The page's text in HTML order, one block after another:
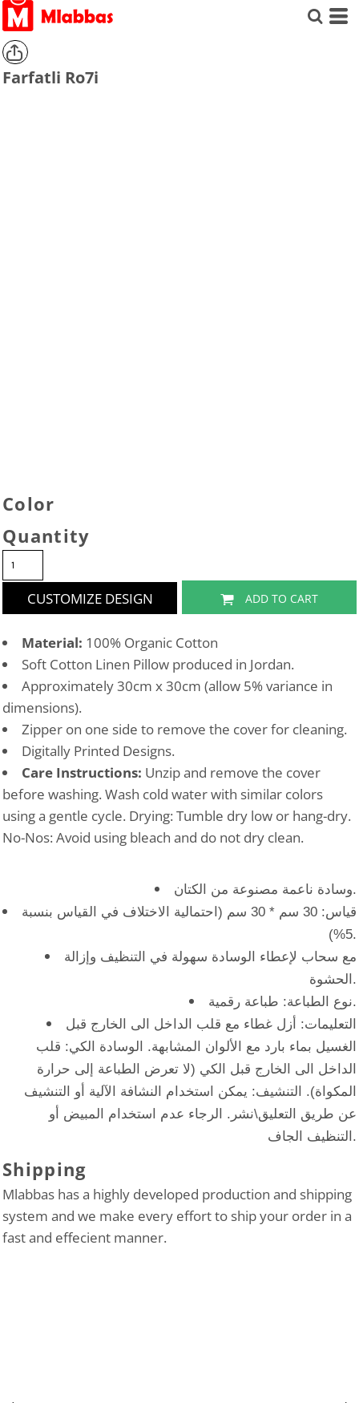
Farfatli Ro7i
Color
Quantity
CUSTOMIZE DESIGN ADD TO CART
Material: 100% Organic Cotton
Soft Cotton Linen Pillow produced in Jordan.
Approximately 30cm x 30cm (allow 5% variance in
dimensions).
Zipper on one side to remove the cover for cleaning.
Digitally Printed Designs.
Care Instructions: Unzip and remove the cover
before washing. Wash cold water with similar colors
using a gentle cycle. Drying: Tumble dry low or hang-dry.
No-Nos: Avoid using bleach and do not dry clean.
وسادة ناعمة مصنوعة من الكتان.
قياس: 30 سم * 30 سم (احتمالية الاختلاف في القياس بنسبة
5%).
مع سحاب لإعطاء الوسادة سهولة في التنظيف وإزالة
الحشوة.
نوع الطباعة: طباعة رقمية.
التعليمات: أزل غطاء مع قلب الداخل الى الخارج قبل
الغسيل بماء بارد مع الألوان المشابهة. الوسادة الكي: قلب
الداخل الى الخارج قبل الكي (لا تعرض الطباعة إلى حرارة
المكواة). التنشيف: يمكن استخدام النشافة الآلية أو التنشيف
عن طريق التعليق\نشر. الرجاء عدم استخدام المبيض أو
التنظيف الجاف.
Shipping
Mlabbas has a highly developed production and shipping
system and we make every effort to ship your order in a
fast and effecient manner.